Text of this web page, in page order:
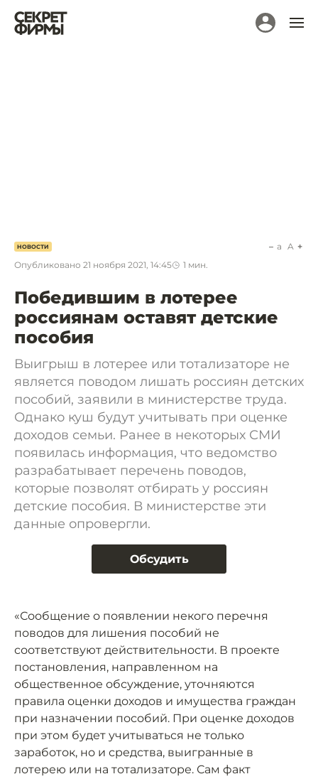
НОВОСТИ
Опубликовано 21 ноября 2021, 14:45 1 мин.
a A
Победившим в лотерее
россиянам оставят детские
пособия
Выигрыш в лотерее или тотализаторе не
является поводом лишать россиян детских
пособий, заявили в министерстве труда.
Однако куш будут учитывать при оценке
доходов семьи. Ранее в некоторых СМИ
появилась информация, что ведомство
разрабатывает перечень поводов,
которые позволят отбирать у россиян
детские пособия. В министерстве эти
данные опровергли.
Обсудить
«Сообщение о появлении некого перечня
поводов для лишения пособий не
соответствуют действительности. В проекте
постановления, направленном на
общественное обсуждение, уточняются
правила оценки доходов и имущества граждан
при назначении пособий. При оценке доходов
при этом будет учитываться не только
заработок, но и средства, выигранные в
лотерею или на тотализаторе. Сам факт